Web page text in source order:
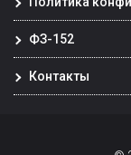
ФЗ-152
Контакты